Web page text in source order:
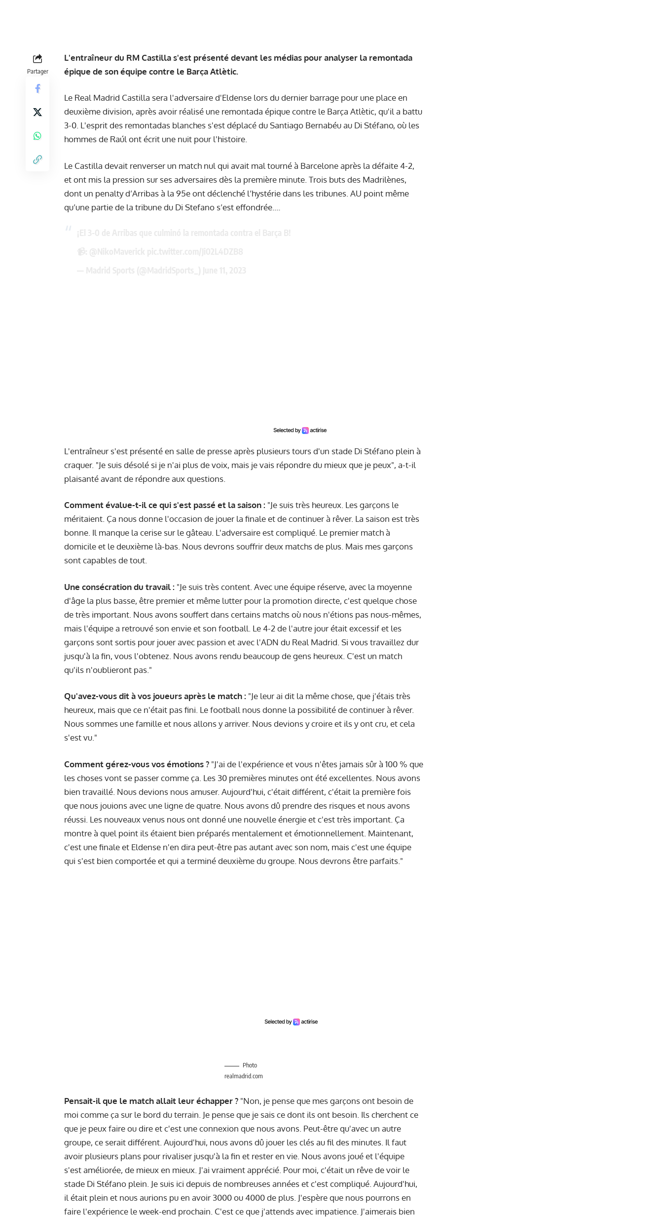
Partager
L'entraîneur du RM Castilla s'est présenté devant les médias pour analyser la remontada
épique de son équipe contre le Barça Atlètic.
Le Real Madrid Castilla sera l'adversaire d'Eldense lors du dernier barrage pour une place en
deuxième division, après avoir réalisé une remontada épique contre le Barça Atlètic, qu'il a battu
3-0. L'esprit des remontadas blanches s'est déplacé du Santiago Bernabéu au Di Stéfano, où les
hommes de Raúl ont écrit une nuit pour l'histoire.
Le Castilla devait renverser un match nul qui avait mal tourné à Barcelone après la défaite 4-2,
et ont mis la pression sur ses adversaires dès la première minute. Trois buts des Madrilènes,
dont un penalty d’Arribas à la 95e ont déclenché l’hystérie dans les tribunes. AU point même
qu’une partie de la tribune du Di Stefano s’est effondrée.…
L'entraîneur s'est présenté en salle de presse après plusieurs tours d'un stade Di Stéfano plein à
craquer. "Je suis désolé si je n'ai plus de voix, mais je vais répondre du mieux que je peux", a-t-il
plaisanté avant de répondre aux questions.
Comment évalue-t-il ce qui s'est passé et la saison : "Je suis très heureux. Les garçons le
méritaient. Ça nous donne l'occasion de jouer la finale et de continuer à rêver. La saison est très
bonne. Il manque la cerise sur le gâteau. L'adversaire est compliqué. Le premier match à
domicile et le deuxième là-bas. Nous devrons souffrir deux matchs de plus. Mais mes garçons
sont capables de tout.
Une consécration du travail : "Je suis très content. Avec une équipe réserve, avec la moyenne
d'âge la plus basse, être premier et même lutter pour la promotion directe, c'est quelque chose
de très important. Nous avons souffert dans certains matchs où nous n'étions pas nous-mêmes,
mais l'équipe a retrouvé son envie et son football. Le 4-2 de l'autre jour était excessif et les
garçons sont sortis pour jouer avec passion et avec l'ADN du Real Madrid. Si vous travaillez dur
jusqu'à la fin, vous l'obtenez. Nous avons rendu beaucoup de gens heureux. C'est un match
qu'ils n'oublieront pas."
Qu'avez-vous dit à vos joueurs après le match : "Je leur ai dit la même chose, que j'étais très
heureux, mais que ce n'était pas fini. Le football nous donne la possibilité de continuer à rêver.
Nous sommes une famille et nous allons y arriver. Nous devions y croire et ils y ont cru, et cela
s'est vu."
Comment gérez-vous vos émotions ? "J'ai de l'expérience et vous n'êtes jamais sûr à 100 % que
les choses vont se passer comme ça. Les 30 premières minutes ont été excellentes. Nous avons
bien travaillé. Nous devions nous amuser. Aujourd'hui, c'était différent, c'était la première fois
que nous jouions avec une ligne de quatre. Nous avons dû prendre des risques et nous avons
réussi. Les nouveaux venus nous ont donné une nouvelle énergie et c'est très important. Ça
montre à quel point ils étaient bien préparés mentalement et émotionnellement. Maintenant,
c'est une finale et Eldense n'en dira peut-être pas autant avec son nom, mais c'est une équipe
qui s'est bien comportée et qui a terminé deuxième du groupe. Nous devrons être parfaits."
Photo
realmadrid.com
Pensait-il que le match allait leur échapper ? "Non, je pense que mes garçons ont besoin de
moi comme ça sur le bord du terrain. Je pense que je sais ce dont ils ont besoin. Ils cherchent ce
que je peux faire ou dire et c'est une connexion que nous avons. Peut-être qu'avec un autre
groupe, ce serait différent. Aujourd'hui, nous avons dû jouer les clés au fil des minutes. Il faut
avoir plusieurs plans pour rivaliser jusqu'à la fin et rester en vie. Nous avons joué et l'équipe
s'est améliorée, de mieux en mieux. J'ai vraiment apprécié. Pour moi, c'était un rêve de voir le
stade Di Stéfano plein. Je suis ici depuis de nombreuses années et c'est compliqué. Aujourd'hui,
il était plein et nous aurions pu en avoir 3000 ou 4000 de plus. J'espère que nous pourrons en
faire l'expérience le week-end prochain. C'est ce que j'attends avec impatience. J'aimerais bien